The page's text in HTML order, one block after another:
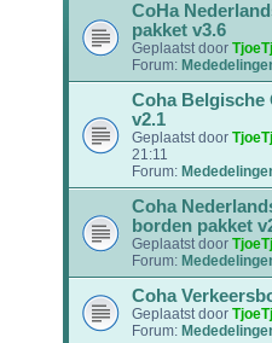
CoHa
pakket v3.6
Geplaatst door
Forum:
Coha Belgische
v2.1
Geplaatst door
21:11
Forum:
Coha
borden pakket
Geplaatst door
Forum:
Coha
Geplaatst door
Forum: